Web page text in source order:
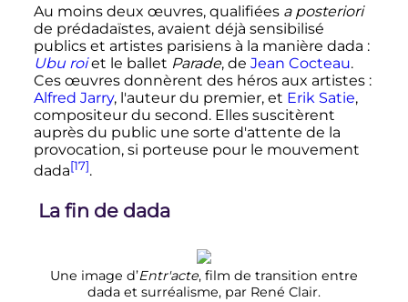
Au moins deux œuvres, qualifiées a posteriori
de prédadaïstes, avaient déjà sensibilisé
publics et artistes parisiens à la manière dada :
Ubu roiet le ballet Parade, de Jean Cocteau.
Ces œuvres donnèrent des héros aux artistes :
Alfred Jarry, l'auteur du premier, et Erik Satie,
compositeur du second. Elles suscitèrent
auprès du public une sorte d'attente de la
provocation, si porteuse pour le mouvement
dada[17].
La fin de dada
Une image d’Entr'acte, film de transition entre
dada et surréalisme, par René Clair.